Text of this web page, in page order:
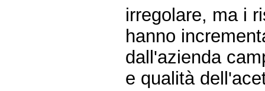
irregolare, ma i
hanno
dall'azienda
e qualità